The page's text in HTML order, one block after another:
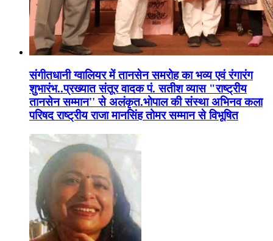
संगीतधानी ग्वालियर में तानसेन समरोह का भव्य एवं रंगारंग
शुभारंभ..प्रख्यात संतूर वादक पं. सतीश व्यास "राष्ट्रीय
तानसेन सम्मान'' से अलंकृत.भोपाल की संस्था अभिनव कला
परिषद राष्ट्रीय राजा मानसिंह तोमर सम्मान से विभूषित